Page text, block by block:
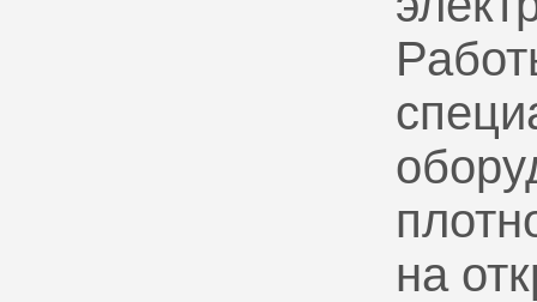
на